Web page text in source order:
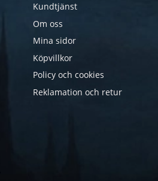
Kundtjänst
Om oss
Mina sidor
Köpvillkor
Policy och cookies
Reklamation och retur